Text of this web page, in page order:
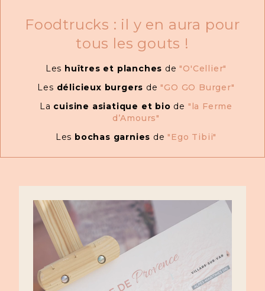
Foodtrucks : il y en aura pour
tous les gouts !
Les huîtres et planches de "O'Cellier"
Les délicieux burgers de "GO GO Burger"
La cuisine asiatique et bio de "la Ferme
d’Amours"
Les bochas garnies de "Ego Tibii"